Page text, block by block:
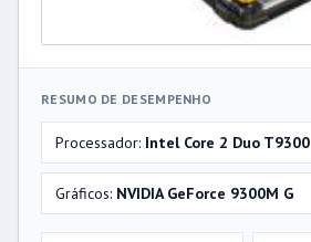
RESUMO DE DESEMPENHO
Processador: Intel Core 2 Duo T9300
Gráficos: NVIDIA GeForce 9300M G